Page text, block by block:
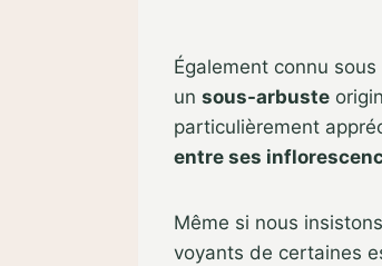
Également connu
un sous-arbuste
particulièrement
entre ses
Même si nous
voyants de certaines